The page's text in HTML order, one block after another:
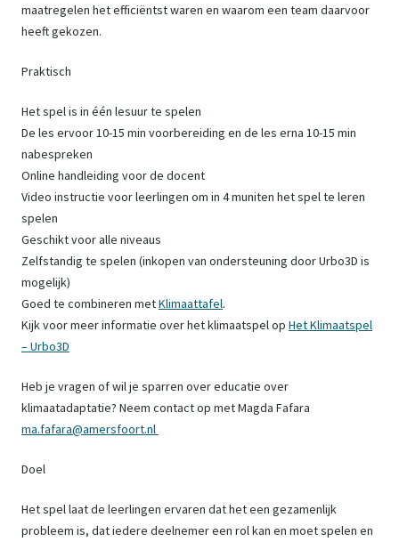
maatregelen het efficiëntst waren en waarom een team daarvoor
heeft gekozen.
Praktisch
Het spel is in één lesuur te spelen
De les ervoor 10-15 min voorbereiding en de les erna 10-15 min
nabespreken
Online handleiding voor de docent
Video instructie voor leerlingen om in 4 muniten het spel te leren
spelen
Geschikt voor alle niveaus
Zelfstandig te spelen (inkopen van ondersteuning door Urbo3D is
mogelijk)
Goed te combineren metKlimaattafel.
Kijk voor meer informatie over het klimaatspel op Het Klimaatspel
– Urbo3D
Heb je vragen of wil je sparren over educatie over
klimaatadaptatie? Neem contact op met Magda Fafara
ma.fafara@amersfoort.nl
Doel
Het spel laat de leerlingen ervaren dat het een gezamenlijk
probleem is, dat iedere deelnemer een rol kan en moet spelen en